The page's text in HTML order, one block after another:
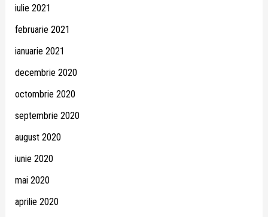
iulie 2021
februarie 2021
ianuarie 2021
decembrie 2020
octombrie 2020
septembrie 2020
august 2020
iunie 2020
mai 2020
aprilie 2020